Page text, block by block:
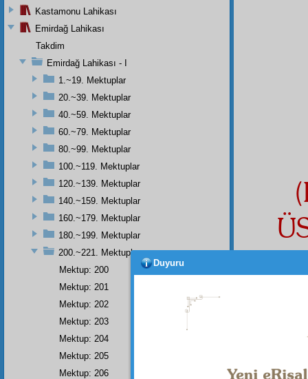
Kastamonu Lahikası
Emirdağ Lahikası
Takdim
Emirdağ Lahikası - I
1.~19. Mektuplar
20.~39. Mektuplar
40.~59. Mektuplar
60.~79. Mektuplar
80.~99. Mektuplar
100.~119. Mektuplar
120.~139. Mektuplar
140.~159. Mektuplar
160.~179. Mektuplar
180.~199. Mektuplar
200.~221. Mektuplar
Mektup: 200
Mektup: 201
Mektup: 202
Mektup: 203
Mektup: 204
Mektup: 205
Mektup: 206
Duyuru